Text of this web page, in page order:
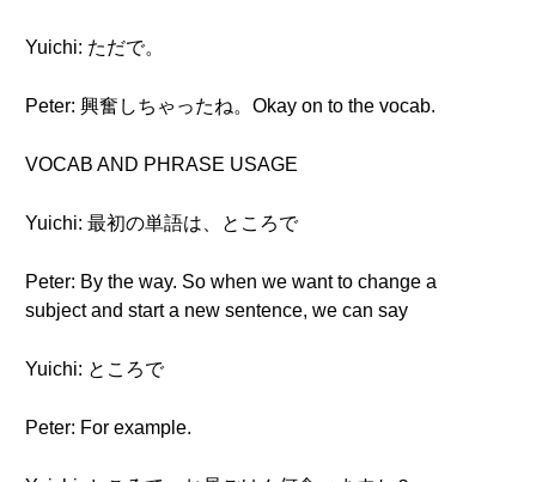
Yuichi: ただで。
Peter: 興奮しちゃったね。Okay on to the vocab.
VOCAB AND PHRASE USAGE
Yuichi: 最初の単語は、ところで
Peter: By the way. So when we want to change a
subject and start a new sentence, we can say
Yuichi: ところで
Peter: For example.